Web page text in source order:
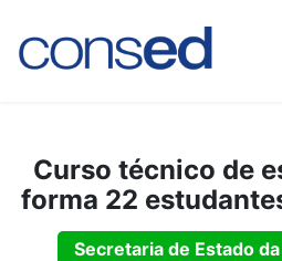
Curso técnico de
forma 22
Secretaria de Estado